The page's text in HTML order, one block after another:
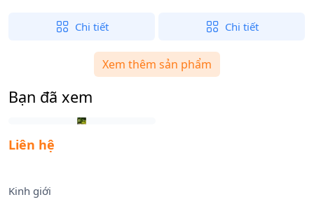
Chi tiết Chi tiết
Xem thêm sản phẩm
Bạn đã xem
Liên hệ
Kinh giới